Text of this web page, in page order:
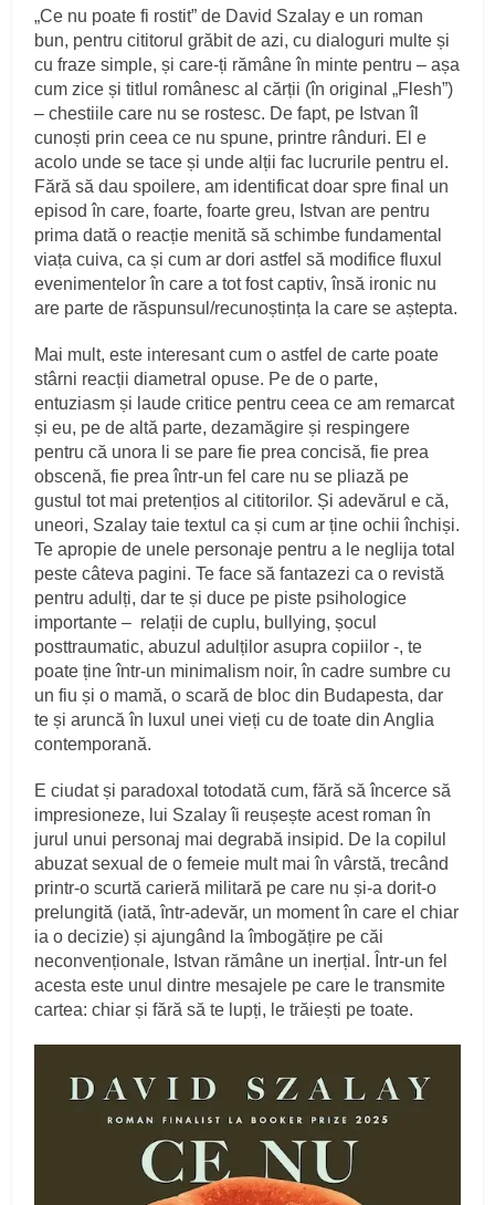
„Ce nu poate fi rostit” de David Szalay e un roman
bun, pentru cititorul grăbit de azi, cu dialoguri multe și
cu fraze simple, și care-ți rămâne în minte pentru – așa
cum zice și titlul românesc al cărții (în original „Flesh”)
– chestiile care nu se rostesc. De fapt, pe Istvan îl
cunoști prin ceea ce nu spune, printre rânduri. El e
acolo unde se tace și unde alții fac lucrurile pentru el.
Fără să dau spoilere, am identificat doar spre final un
episod în care, foarte, foarte greu, Istvan are pentru
prima dată o reacție menită să schimbe fundamental
viața cuiva, ca și cum ar dori astfel să modifice fluxul
evenimentelor în care a tot fost captiv, însă ironic nu
are parte de răspunsul/recunoștința la care se aștepta.
Mai mult, este interesant cum o astfel de carte poate
stârni reacții diametral opuse. Pe de o parte,
entuziasm și laude critice pentru ceea ce am remarcat
și eu, pe de altă parte, dezamăgire și respingere
pentru că unora li se pare fie prea concisă, fie prea
obscenă, fie prea într-un fel care nu se pliază pe
gustul tot mai pretențios al cititorilor. Și adevărul e că,
uneori, Szalay taie textul ca și cum ar ține ochii închiși.
Te apropie de unele personaje pentru a le neglija total
peste câteva pagini. Te face să fantazezi ca o revistă
pentru adulți, dar te și duce pe piste psihologice
importante – relații de cuplu, bullying, șocul
posttraumatic, abuzul adulților asupra copiilor -, te
poate ține într-un minimalism noir, în cadre sumbre cu
un fiu și o mamă, o scară de bloc din Budapesta, dar
te și aruncă în luxul unei vieți cu de toate din Anglia
contemporană.
E ciudat și paradoxal totodată cum, fără să încerce să
impresioneze, lui Szalay îi reușește acest roman în
jurul unui personaj mai degrabă insipid. De la copilul
abuzat sexual de o femeie mult mai în vârstă, trecând
printr-o scurtă carieră militară pe care nu și-a dorit-o
prelungită (iată, într-adevăr, un moment în care el chiar
ia o decizie) și ajungând la îmbogățire pe căi
neconvenționale, Istvan rămâne un inerțial. Într-un fel
acesta este unul dintre mesajele pe care le transmite
cartea: chiar și fără să te lupți, le trăiești pe toate.